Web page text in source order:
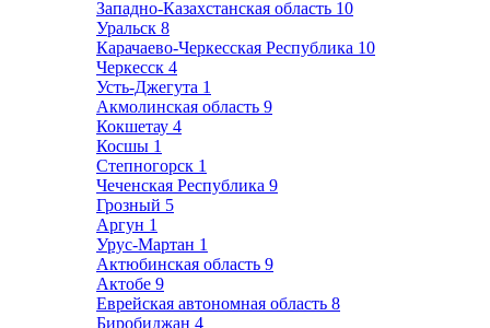
Западно-Казахстанская область 10
Уральск 8
Карачаево-Черкесская Республика 10
Черкесск 4
Усть-Джегута 1
Акмолинская область 9
Кокшетау 4
Косшы 1
Степногорск 1
Чеченская Республика 9
Грозный 5
Аргун 1
Урус-Мартан 1
Актюбинская область 9
Актобе 9
Еврейская автономная область 8
Биробиджан 4